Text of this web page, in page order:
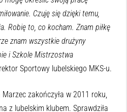
Czuję się dzięki temu,
Robię to, co kocham. Znam piłkę
znam wszystkie drużyny
i Szkole Mistrzostwa
Sportowy lubelskiego MKS-u.
zakończyła w 2011 roku,
z lubelskim klubem. Sprawdziła